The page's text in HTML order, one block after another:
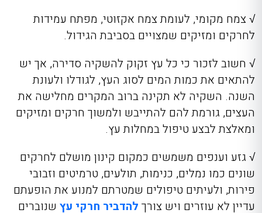
√ צמח מקומי, לעומת צמח אקזוטי, מפתח עמידות
לחרקים ומזיקים שמצויים בסביבת הגידול.
√ חשוב לזכור כי כל עץ זקוק להשקיה סדירה, אך יש
להתאים את כמות המים לסוג העץ, לגודלו ולעונת
השנה. השקיה לא תקינה ברוב המקרים מחלישה את
העצים, גורמת להם להתייבש ולמשוך חרקים ומזיקים
ומאלצת לבצע טיפול במחלות עץ.
√ גזע וענפים משמשים כמקום קינון מושלם לחרקים
שונים כמו נמלים, כנימות, תולעים, טרמיטים וזבובי
פירות, ולעיתים טיפולים שמטרתם למנוע את הופעתם
עדיין לא עוזרים ויש צורך להדביר חרקי עץ שנוברים